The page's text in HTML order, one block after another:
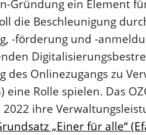
Gründung ein Element
die Beschleunigung
-förderung und -
des Onlinezugangs zu
eine Rolle spielen. Das
ihre
„Einer für alle“